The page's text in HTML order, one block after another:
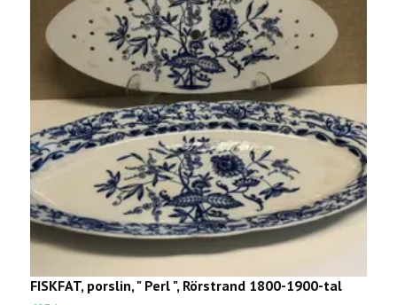
FISKFAT, porslin, " Perl ", Rörstrand 1800-1900-tal